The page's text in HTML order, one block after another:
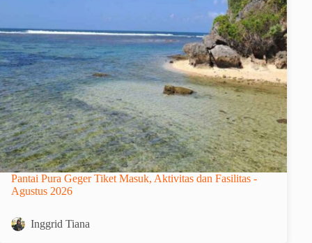
Pantai Pura Geger Tiket Masuk, Aktivitas dan Fasilitas -
Agustus 2026
Inggrid Tiana